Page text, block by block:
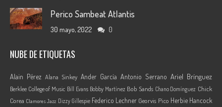
Perico Sambeat Atlantis
30 mayo, 2022 0
NUBE DE ETIQUETAS
Alain Pérez Alana Sinkey Ander García Antonio Serrano Ariel Brínguez
Berklee College of Music Bill Evans Bobby Martínez Bob Sands Chano Domínguez Chick
Corea Clamores Jazz Dizzy Gillespie Federico Lechner Georvis Pico Herbie Hancock